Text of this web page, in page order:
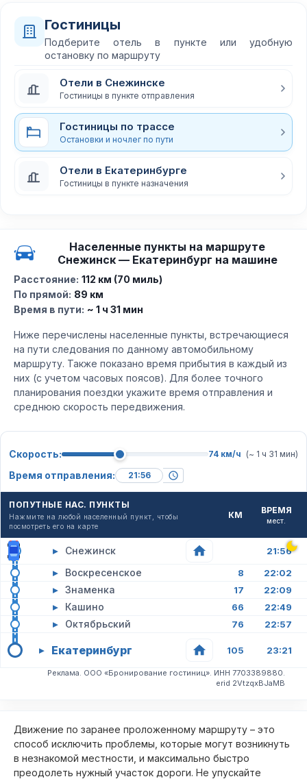
Гостиницы
Подберите отель в пункте или удобную
остановку по маршруту
Отели в Снежинске
Гостиницы в пункте отправления
Гостиницы по трассе
Остановки и ночлег по пути
Отели в Екатеринбурге
Гостиницы в пункте назначения
Населенные пункты на маршруте
Снежинск — Екатеринбург на машине
Расстояние: 112 км (70 миль)
По прямой: 89 км
Время в пути: ~ 1 ч 31 мин
Ниже перечислены населенные пункты, встречающиеся
на пути следования по данному автомобильному
маршруту. Также показано время прибытия в каждый из
них (с учетом часовых поясов). Для более точного
планирования поездки укажите время отправления и
среднюю скорость передвижения.
Скорость: 74 км/ч (~ 1 ч 31 мин)
Время отправления:
ПОПУТНЫЕ НАС. ПУНКТЫ
Нажмите на любой населенный пункт, чтобы
посмотреть его на карте
КМ ВРЕМЯ
мест.
▸ Снежинск 21:56
▸ Воскресенское 8 22:02
▸ Знаменка 17 22:09
▸ Кашино 66 22:49
▸ Октябрьский 76 22:57
▸ Екатеринбург 105 23:21
Реклама. ООО «Бронирование гостиниц». ИНН 7703389880.
erid 2VtzqxBJaMB
Движение по заранее проложенному маршруту – это
способ исключить проблемы, которые могут возникнуть
в незнакомой местности, и максимально быстро
преодолеть нужный участок дороги. Не упускайте